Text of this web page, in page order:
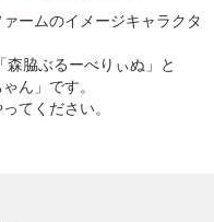
ームのイメージキャラクタ
森脇ぶるーべりぃぬ」と
ん」です。
てください。